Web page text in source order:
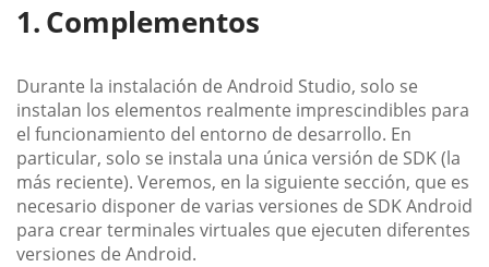
Complementos
Durante la instalación de Android Studio, solo se
instalan los elementos realmente imprescindibles para
el funcionamiento del entorno de desarrollo. En
particular, solo se instala una única versión de SDK (la
más reciente). Veremos, en la siguiente sección, que es
necesario disponer de varias versiones de SDK Android
para crear terminales virtuales que ejecuten diferentes
versiones de Android.